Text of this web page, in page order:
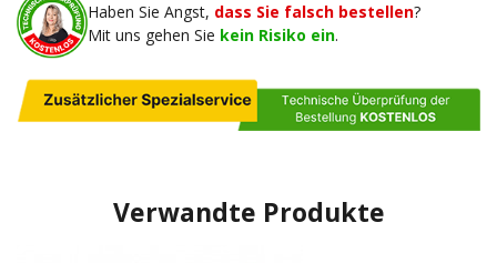
Haben Sie Angst, dass Sie falsch bestellen?
Mit uns gehen Sie kein Risiko ein.
Verwandte Produkte